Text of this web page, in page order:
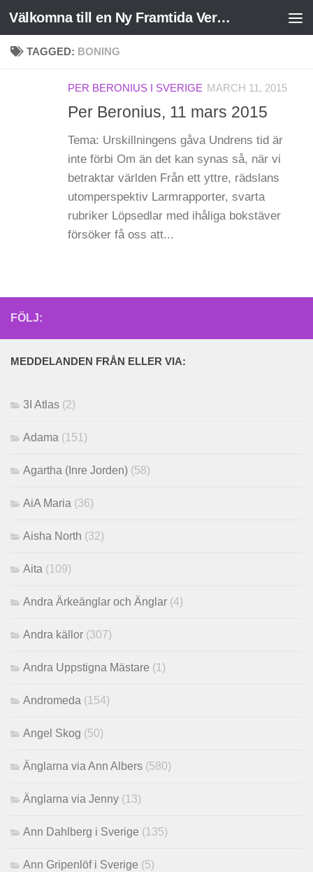
Skip to content Välkomna till en Ny Framtida Verklighet
TAGGED: BONING
PER BERONIUS I SVERIGE MARCH 11, 2015
Per Beronius, 11 mars 2015
Tema: Urskillningens gåva Undrens tid är
inte förbi Om än det kan synas så, när vi
betraktar världen Från ett yttre, rädslans
utomperspektiv Larmrapporter, svarta
rubriker Löpsedlar med ihåliga bokstäver
försöker få oss att...
FÖLJ:
MEDDELANDEN FRÅN ELLER VIA:
3I Atlas (2)
Adama (151)
Agartha (Inre Jorden) (58)
AiA Maria (36)
Aisha North (32)
Aita (109)
Andra Ärkeänglar och Änglar (4)
Andra källor (307)
Andra Uppstigna Mästare (1)
Andromeda (154)
Angel Skog (50)
Änglarna via Ann Albers (580)
Änglarna via Jenny (13)
Ann Dahlberg i Sverige (135)
Ann Gripenlöf i Sverige (5)